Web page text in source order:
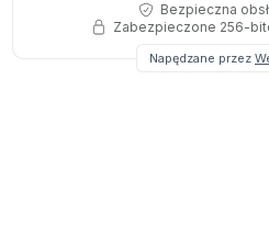
Bezpieczna
Zabezpieczone 256-
Napędzane przez